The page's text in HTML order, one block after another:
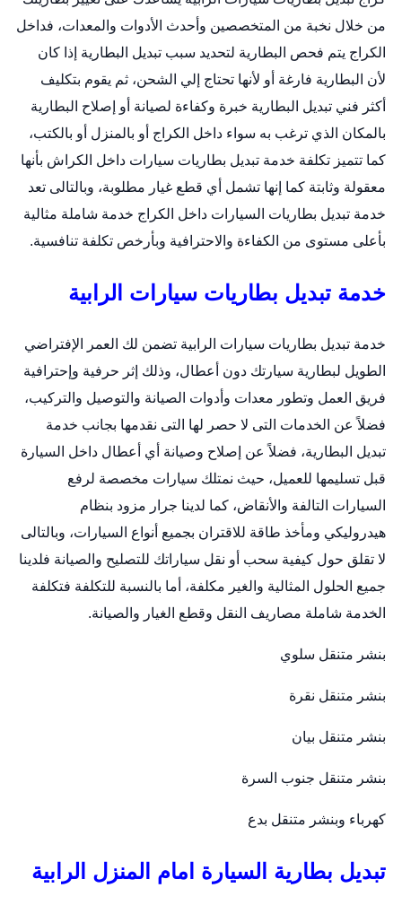
من خلال نخبة من المتخصصين وأحدث الأدوات والمعدات، فداخل
الكراج يتم فحص البطارية لتحديد سبب تبديل البطارية إذا كان
لأن البطارية فارغة أو لأنها تحتاج إلي الشحن، ثم يقوم بتكليف
أكثر فني تبديل البطارية خبرة وكفاءة لصيانة أو إصلاح البطارية
بالمكان الذي ترغب به سواء داخل الكراج أو بالمنزل أو بالكتب،
كما تتميز تكلفة خدمة تبديل بطاريات سيارات داخل الكراش بأنها
معقولة وثابتة كما إنها تشمل أي قطع غيار مطلوبة، وبالتالى تعد
خدمة تبديل بطاريات السيارات داخل الكراج خدمة شاملة مثالية
بأعلى مستوى من الكفاءة والاحترافية وبأرخص تكلفة تنافسية.
خدمة تبديل بطاريات سيارات الرابية
خدمة تبديل بطاريات سيارات الرابية تضمن لك العمر الإفتراضي
الطويل لبطارية سيارتك دون أعطال، وذلك إثر حرفية وإحترافية
فريق العمل وتطور معدات وأدوات الصيانة والتوصيل والتركيب،
فضلاً عن الخدمات التى لا حصر لها التى نقدمها بجانب خدمة
تبديل البطارية، فضلاً عن إصلاح وصيانة أي أعطال داخل السيارة
قبل تسليمها للعميل، حيث نمتلك سيارات مخصصة لرفع
السيارات التالفة والأنقاض، كما لدينا جرار مزود بنظام
هيدروليكي ومأخذ طاقة للاقتران بجميع أنواع السيارات، وبالتالى
لا تقلق حول كيفية سحب أو نقل سياراتك للتصليح والصيانة فلدينا
جميع الحلول المثالية والغير مكلفة، أما بالنسبة للتكلفة فتكلفة
الخدمة شاملة مصاريف النقل وقطع الغيار والصيانة.
بنشر متنقل سلوي
بنشر متنقل نقرة
بنشر متنقل بيان
بنشر متنقل جنوب السرة
كهرباء وبنشر متنقل بدع
تبديل بطارية السيارة امام المنزل الرابية